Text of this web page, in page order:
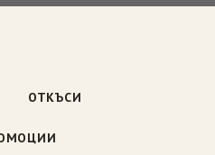
ОТКЪСИ